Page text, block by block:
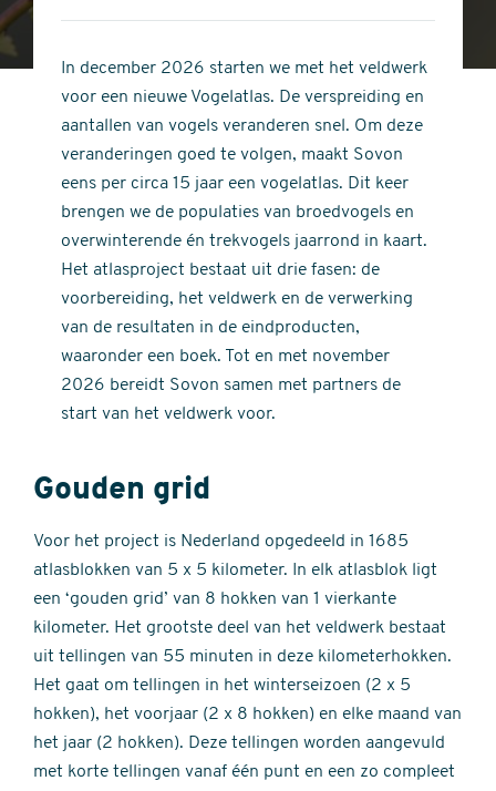
stars
of
stars
In december 2026 starten we met het veldwerk
voor een nieuwe Vogelatlas. De verspreiding en
aantallen van vogels veranderen snel. Om deze
veranderingen goed te volgen, maakt Sovon
eens per circa 15 jaar een vogelatlas. Dit keer
brengen we de populaties van broedvogels en
overwinterende én trekvogels jaarrond in kaart.
Het atlasproject bestaat uit drie fasen: de
voorbereiding, het veldwerk en de verwerking
van de resultaten in de eindproducten,
waaronder een boek. Tot en met november
2026 bereidt Sovon samen met partners de
start van het veldwerk voor.
Gouden grid
Voor het project is Nederland opgedeeld in 1685
atlasblokken van 5 x 5 kilometer. In elk atlasblok ligt
een ‘gouden grid’ van 8 hokken van 1 vierkante
kilometer. Het grootste deel van het veldwerk bestaat
uit tellingen van 55 minuten in deze kilometerhokken.
Het gaat om tellingen in het winterseizoen (2 x 5
hokken), het voorjaar (2 x 8 hokken) en elke maand van
het jaar (2 hokken). Deze tellingen worden aangevuld
met korte tellingen vanaf één punt en een zo compleet